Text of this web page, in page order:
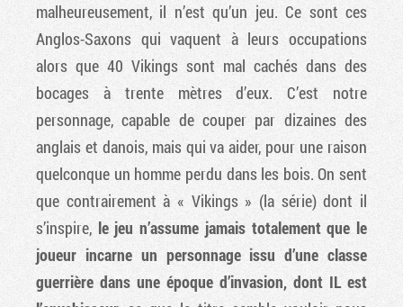
malheureusement, il n’est qu’un jeu. Ce sont ces
Anglos-Saxons qui vaquent à leurs occupations
alors que 40 Vikings sont mal cachés dans des
bocages à trente mètres d’eux. C’est notre
personnage, capable de couper par dizaines des
anglais et danois, mais qui va aider, pour une raison
quelconque un homme perdu dans les bois. On sent
que contrairement à « Vikings » (la série) dont il
s’inspire, le jeu n’assume jamais totalement que le
joueur incarne un personnage issu d’une classe
guerrière dans une époque d’invasion, dont IL est